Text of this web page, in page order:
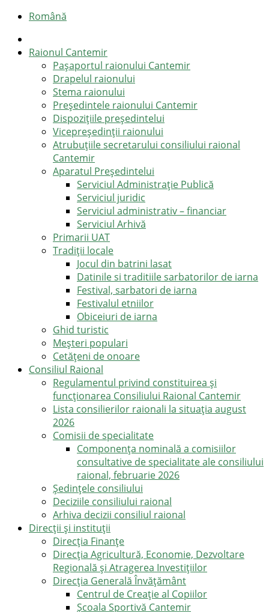
Română
Raionul Cantemir
Pașaportul raionului Cantemir
Drapelul raionului
Stema raionului
Preşedintele raionului Cantemir
Dispozițiile președintelui
Vicepreşedinţii raionului
Atrubuțiile secretarului consiliului raional
Cantemir
Aparatul Preşedintelui
Serviciul Administraţie Publică
Serviciul juridic
Serviciul administrativ – financiar
Serviciul Arhivă
Primarii UAT
Tradiții locale
Jocul din batrini lasat
Datinile si traditiile sarbatorilor de iarna
Festival, sarbatori de iarna
Festivalul etniilor
Obiceiuri de iarna
Ghid turistic
Meşteri populari
Cetățeni de onoare
Consiliul Raional
Regulamentul privind constituirea şi
funcţionarea Consiliului Raional Cantemir
Lista consilierilor raionali la situația august
2026
Comisii de specialitate
Componența nominală a comisiilor
consultative de specialitate ale consiliului
raional, februarie 2026
Şedinţele consiliului
Deciziile consiliului raional
Arhiva decizii consiliul raional
Direcții și instituții
Direcţia Finanţe
Direcția Agricultură, Economie, Dezvoltare
Regională și Atragerea Investițiilor
Direcția Generală Învățământ
Centrul de Creație al Copiilor
Școala Sportivă Cantemir